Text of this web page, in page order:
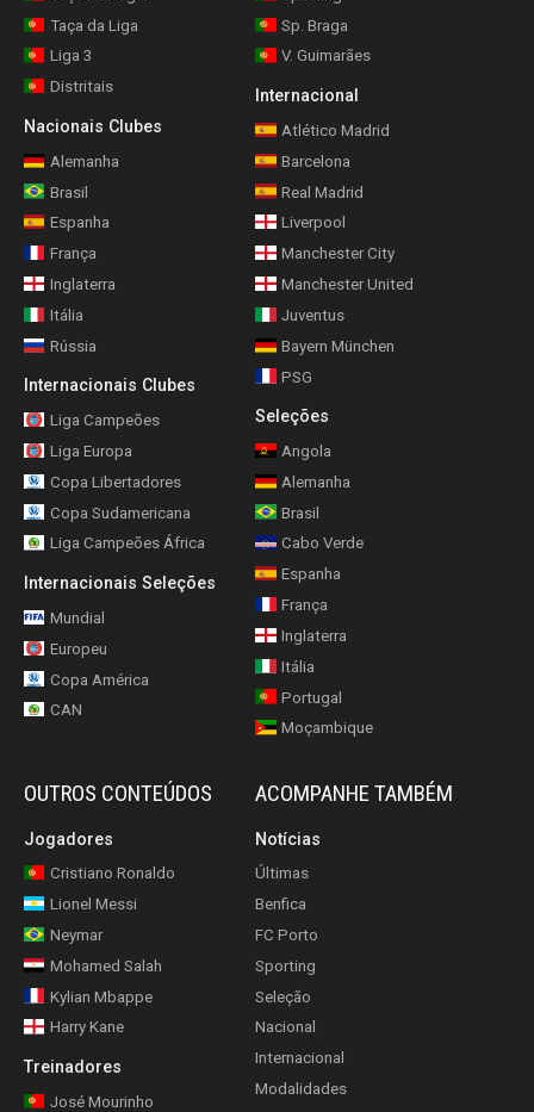
Taça da Liga
Liga 3
Distritais
Nacionais Clubes
Alemanha
Brasil
Espanha
França
Inglaterra
Itália
Rússia
Internacionais Clubes
Liga Campeões
Liga Europa
Copa Libertadores
Copa Sudamericana
Liga Campeões África
Internacionais Seleções
Mundial
Europeu
Copa América
CAN
Sp. Braga
V. Guimarães
Internacional
Atlético Madrid
Barcelona
Real Madrid
Liverpool
Manchester City
Manchester United
Juventus
Bayern München
PSG
Seleções
Angola
Alemanha
Brasil
Cabo Verde
Espanha
França
Inglaterra
Itália
Portugal
Moçambique
OUTROS CONTEÚDOS
Jogadores
Cristiano Ronaldo
Lionel Messi
Neymar
Mohamed Salah
Kylian Mbappe
Harry Kane
Treinadores
José Mourinho
ACOMPANHE TAMBÉM
Notícias
Últimas
Benfica
FC Porto
Sporting
Seleção
Nacional
Internacional
Modalidades